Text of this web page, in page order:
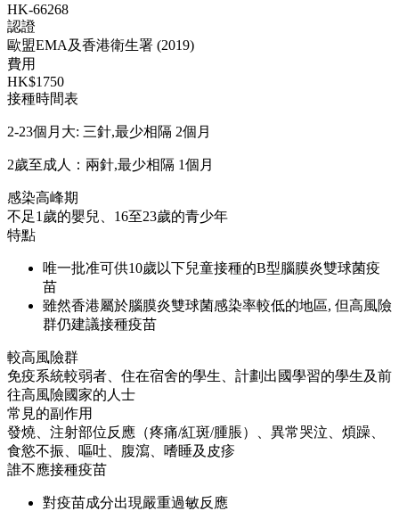
HK-66268
認證
歐盟EMA及香港衛生署 (2019)
費用
HK$1750
接種時間表
2-23個月大: 三針,最少相隔 2個月
2歲至成人：兩針,最少相隔 1個月
感染高峰期
不足1歲的嬰兒、16至23歲的青少年
特點
唯一批准可供10歲以下兒童接種的B型腦膜炎雙球菌疫
苗
雖然香港屬於腦膜炎雙球菌感染率較低的地區, 但高風險
群仍建議接種疫苗
較高風險群
免疫系統較弱者、住在宿舍的學生、計劃出國學習的學生及前
往高風險國家的人士
常見的副作用
發燒、注射部位反應（疼痛/紅斑/腫脹）、異常哭泣、煩躁、
食慾不振、嘔吐、腹瀉、嗜睡及皮疹
誰不應接種疫苗
對疫苗成分出現嚴重過敏反應